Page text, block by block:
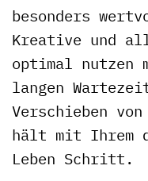
besonders
Kreative und
optimal nutzen
langen
Verschieben
hält mit Ihrem
Leben Schritt.